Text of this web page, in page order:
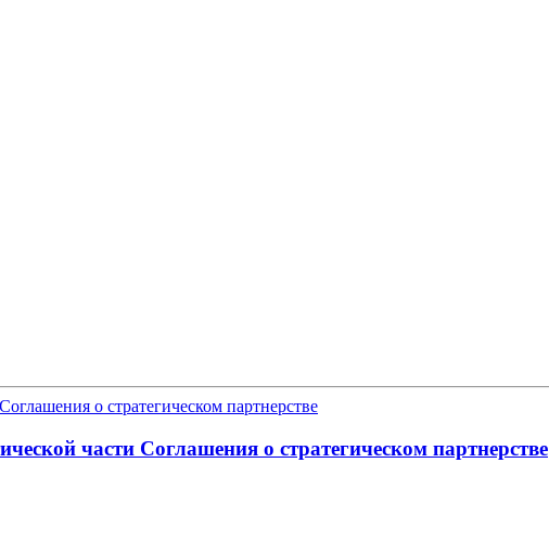
части Соглашения о стратегическом партнерстве